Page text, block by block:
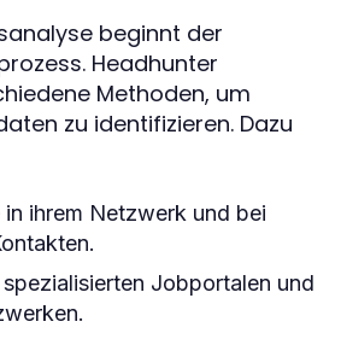
beginnt der
Headhunter
Methoden, um
zu identifizieren. Dazu
ihrem Netzwerk und bei
Jobportalen und